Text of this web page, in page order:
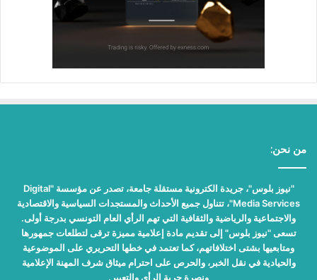
من نحن:
"نيوز بلوس"، جريدة الكترونية مستقلة جامعة، تصدر عن مؤسسة "Digital
Media Services"، تتناول جميع الأحداث والمستجدات السياسية والاقتصادية
والاجتماعية والرياضية والثقافية التي تهم الرأي العام التونسي بدرجة أولى.
تسعى "نيوز بلوس" إلى تقديم مادة إعلامية مميزة ترقى لتطلعات جمهورها
ومتابعيها بشتى اختلافاتهم، كما تعتمد في خطها التحريري على الموضوعية
والحيادية في نقل الخبر، والحرص على احترام ميثاق شرف المهنة الإعلامية
ونصرة حرية الرأي والتعبير.